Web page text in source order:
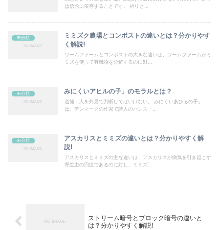
は信念に依存することです。 祈りと...
未分類
ミミズク農場とコンポストの違いとは？分かりやす
く解説!
ワームファームとコンポストの大きな違いは、ワームファームがミ
ミズを使って有機物を分解するのに対...
未分類 みにくいアヒルの子」のモラルとは？
道徳：人を外見で判断してはいけない。 みにくいあひるの子」
は、デンマークの作家で詩人のハンス・...
未分類
アスカリスとミミズの違いとは？分かりやすく解
説!
アスカリスとミミズの主な違いは、アスカリスが病気を引き起こす
寄生虫の回虫であるのに対し、ミミズ...
ストリーム暗号とブロック暗号の違いと
は？分かりやすく解説!